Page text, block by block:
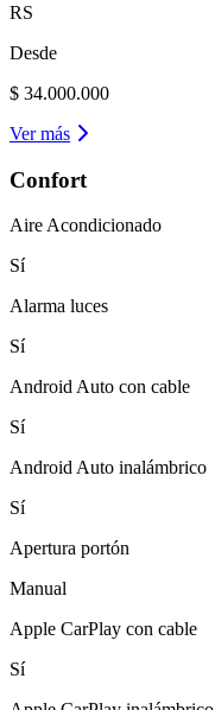
RS
Desde
$ 34.000.000
Ver más
Confort
Aire Acondicionado
Sí
Alarma luces
Sí
Android Auto con cable
Sí
Android Auto inalámbrico
Sí
Apertura portón
Manual
Apple CarPlay con cable
Sí